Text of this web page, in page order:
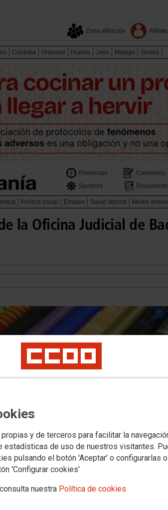
y de terceros para facilitar la
estadísticas de uso de nuestros visitantes.
pulsando el botón 'Aceptar' o configurarlas
'Configurar cookies'
nuestra Política de cookies
Zona afiliación Afiliate
Córdoba Granada Huelva Jaén Málaga Sevilla
Provincias Convenios
Sectores
Política social Empleo Salud laboral Medio
la Oficina Judicial de